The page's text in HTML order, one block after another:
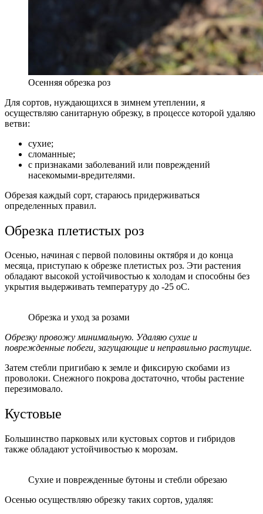
Осенняя обрезка роз
Для сортов, нуждающихся в зимнем утеплении, я
осуществляю санитарную обрезку, в процессе которой удаляю
ветви:
сухие;
сломанные;
с признаками заболеваний или повреждений
насекомыми-вредителями.
Обрезая каждый сорт, стараюсь придерживаться
определенных правил.
Обрезка плетистых роз
Осенью, начиная с первой половины октября и до конца
месяца, приступаю к обрезке плетистых роз. Эти растения
обладают высокой устойчивостью к холодам и способны без
укрытия выдерживать температуру до -25 оС.
Обрезка и уход за розами
Обрезку провожу минимальную. Удаляю сухие и
поврежденные побеги, загущающие и неправильно растущие.
Затем стебли пригибаю к земле и фиксирую скобами из
проволоки. Снежного покрова достаточно, чтобы растение
перезимовало.
Кустовые
Большинство парковых или кустовых сортов и гибридов
также обладают устойчивостью к морозам.
Сухие и поврежденные бутоны и стебли обрезаю
Осенью осуществляю обрезку таких сортов, удаляя: